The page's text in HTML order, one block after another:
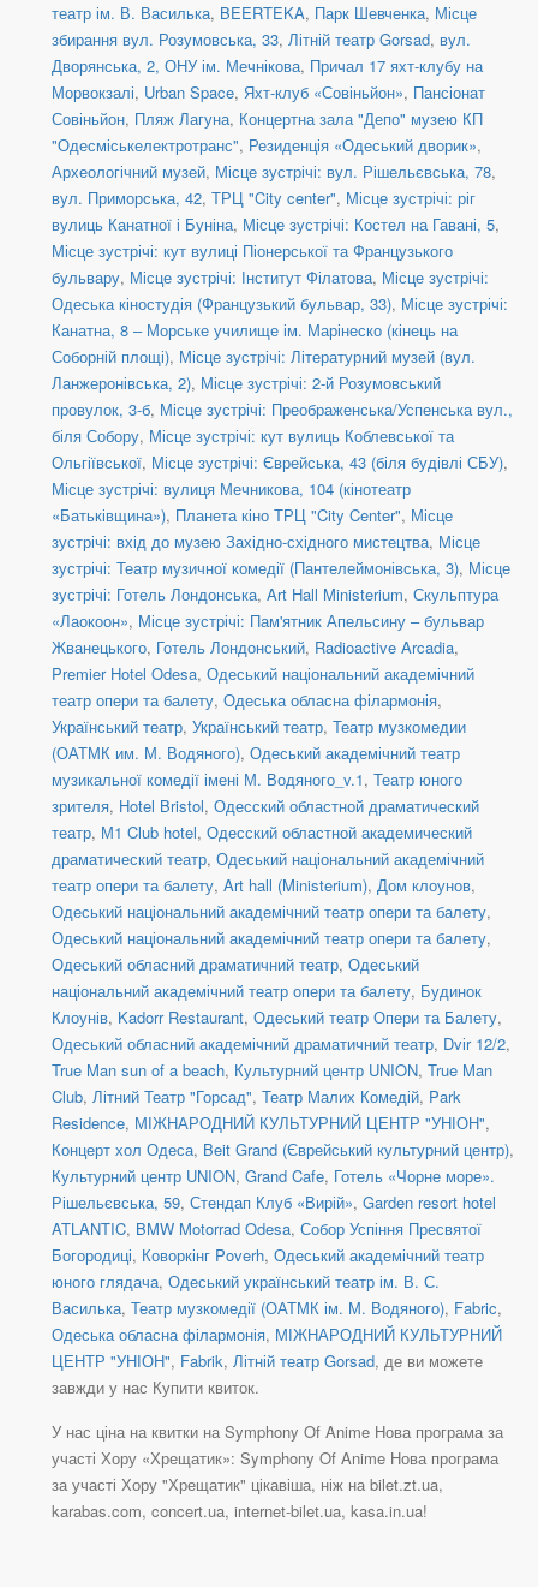
театр ім. В. Василька, BEERTEKA, Парк Шевченка, Місце
збирання вул. Розумовська, 33, Літній театр Gorsad, вул.
Дворянська, 2, ОНУ ім. Мечнікова, Причал 17 яхт-клубу на
Морвокзалі, Urban Space, Яхт-клуб «Совіньйон», Пансіонат
Совіньйон, Пляж Лагуна, Концертна зала "Депо" музею КП
"Одесміськелектротранс", Резиденція «Одеський дворик»,
Археологічний музей, Місце зустрічі: вул. Рішельєвська, 78,
вул. Приморська, 42, ТРЦ "City center", Місце зустрічі: ріг
вулиць Канатної і Буніна, Місце зустрічі: Костел на Гавані, 5,
Місце зустрічі: кут вулиці Піонерської та Французького
бульвару, Місце зустрічі: Інститут Філатова, Місце зустрічі:
Одеська кіностудія (Французький бульвар, 33), Місце зустрічі:
Канатна, 8 – Морське училище ім. Марінеско (кінець на
Соборній площі), Місце зустрічі: Літературний музей (вул.
Ланжеронівська, 2), Місце зустрічі: 2-й Розумовський
провулок, 3-б, Місце зустрічі: Преображенська/Успенська вул.,
біля Собору, Місце зустрічі: кут вулиць Коблевської та
Ольгіївської, Місце зустрічі: Єврейська, 43 (біля будівлі СБУ),
Місце зустрічі: вулиця Мечникова, 104 (кінотеатр
«Батьківщина»), Планета кіно ТРЦ "City Center", Місце
зустрічі: вхід до музею Західно-східного мистецтва, Місце
зустрічі: Театр музичної комедії (Пантелеймонівська, 3), Місце
зустрічі: Готель Лондонська, Art Hall Ministerium, Скульптура
«Лаокоон», Місце зустрічі: Пам'ятник Апельсину – бульвар
Жванецького, Готель Лондонський, Radioactive Arcadia,
Premier Hotel Odesa, Одеський національний академічний
театр опери та балету, Одеська обласна філармонія,
Український театр, Український театр, Театр музкомедии
(ОАТМК им. М. Водяного), Одеський академічний театр
музикальної комедії імені М. Водяного_v.1, Театр юного
зрителя, Hotel Bristol, Одесский областной драматический
театр, М1 Club hotel, Одесский областной академический
драматический театр, Одеський національний академічний
театр опери та балету, Art hall (Ministerium), Дом клоунов,
Одеський національний академічний театр опери та балету,
Одеський національний академічний театр опери та балету,
Одеський обласний драматичний театр, Одеський
національний академічний театр опери та балету, Будинок
Клоунів, Kadorr Restaurant, Одеський театр Опери та Балету,
Одеський обласний академічний драматичний театр, Dvіr 12/2,
True Man sun of a beach, Культурний центр UNION, True Man
Club, Літний Театр "Горсад", Театр Малих Комедій, Park
Residence, МІЖНАРОДНИЙ КУЛЬТУРНИЙ ЦЕНТР "УНІОН",
Концерт хол Одеса, Beit Grand (Єврейський культурний центр),
Культурний центр UNION, Grand Cafe, Готель «Чорне море».
Рішельєвська, 59, Стендап Клуб «Вирій», Garden resort hotel
ATLANTIC, BMW Motorrad Odesa, Собор Успіння Пресвятої
Богородиці, Коворкінг Poverh, Одеський академічний театр
юного глядача, Одеський український театр ім. В. С.
Василька, Театр музкомедії (ОАТМК ім. М. Водяного), Fabric,
Одеська обласна філармонія, МІЖНАРОДНИЙ КУЛЬТУРНИЙ
ЦЕНТР "УНІОН", Fabrik, Літній театр Gorsad, де ви можете
завжди у нас Купити квиток.
У нас ціна на квитки на Symphony Of Anime Нова програма за
участі Хору «Хрещатик»: Symphony Of Anime Нова програма
за участі Хору "Хрещатик" цікавіша, ніж на bilet.zt.ua,
karabas.com, concert.ua, internet-bilet.ua, kasa.in.ua!